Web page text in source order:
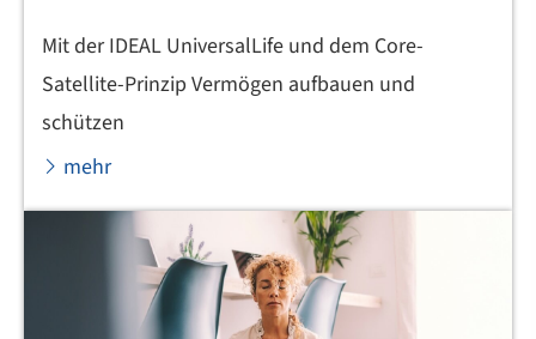
Mit der IDEAL UniversalLife und dem Core-
Satellite-Prinzip Vermögen aufbauen und
schützen
mehr